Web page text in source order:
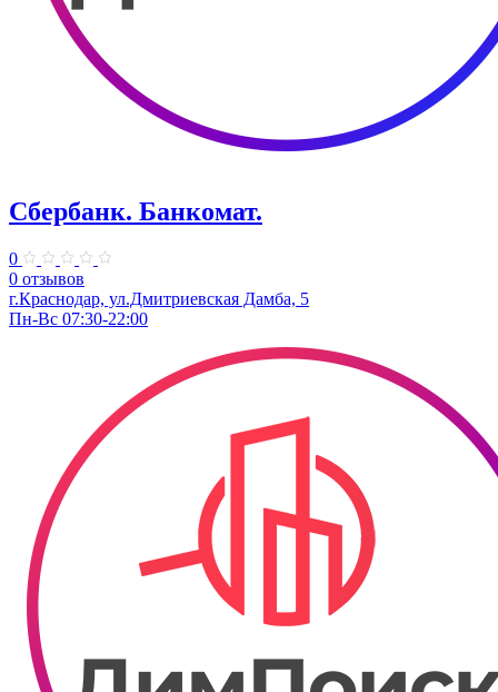
Сбербанк. Банкомат.
0
0 отзывов
г.Краснодар, ул.Дмитриевская Дамба, 5
Пн-Вс 07:30-22:00